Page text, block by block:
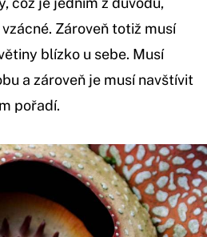
Zároveň totiž musí
blízko u sebe. Musí
a zároveň je musí navštívit
pořadí.